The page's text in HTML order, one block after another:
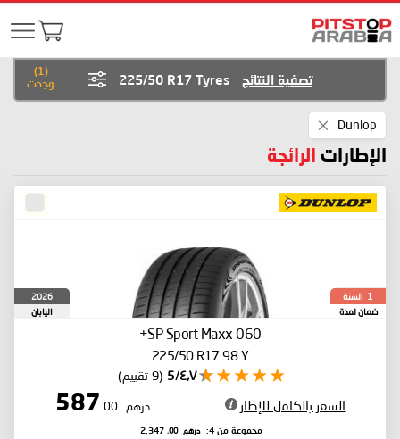
(
1
)
وجدت
تصفية النتائج 225/50 R17 Tyres
Dunlop
This
Item الإطارات الرائجة
1 السنة
ضمان لمدة
2026
اليابان
SP Sport Maxx 060+
225/50 R17 98 Y
٤٫٧/5 (9 تقييم)
السعر بالكامل للإطار درهم 587
.00
مجموعة من 4: درهم 2,347
.00